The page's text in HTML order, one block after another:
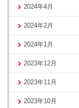
2024年4月
2024年2月
2024年1月
2023年12月
2023年11月
2023年10月